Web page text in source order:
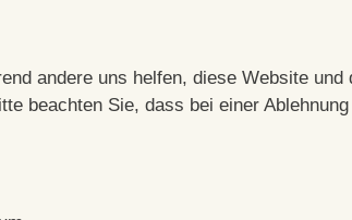
andere uns helfen, diese Website und
beachten Sie, dass bei einer